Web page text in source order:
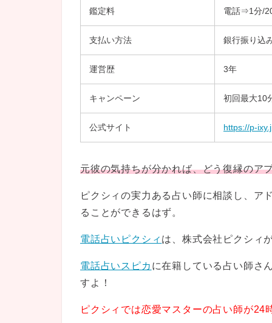
鑑定料 電話⇒1分/
支払い方法 銀行振り込
運営歴 3年
キャンペーン 初回最大10
公式サイト https://p-
元彼の気持ちが分かれば、どう復縁のア
ピクシィの実力ある占い師に相談し、ア
ることができるはず。
電話占いピクシィ は、株式会社ピクシィ
電話占いスピカ に在籍している占い師さ
すよ！
ピクシィでは恋愛マスターの占い師が24